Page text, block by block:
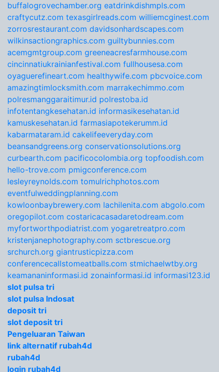
buffalogrovechamber.org eatdrinkdishmpls.com
craftycutz.com texasgirlreads.com williemcginest.com
zorrosrestaurant.com davidsonhardscapes.com
wilkinsactiongraphics.com guiltybunnies.com
acemgmtgroup.com greeneacresfarmhouse.com
cincinnatiukrainianfestival.com fullhousesa.com
oyaguerefineart.com healthywife.com pbcvoice.com
amazingtimlocksmith.com marrakechimmo.com
polresmanggaraitimur.id polrestoba.id
infotentangkesehatan.id informasikesehatan.id
kamuskesehatan.id farmasiapotekerumm.id
kabarmataram.id cakelifeeveryday.com
beansandgreens.org conservationsolutions.org
curbearth.com pacificocolombia.org topfoodish.com
hello-trove.com pmigconference.com
lesleyreynolds.com tomulrichphotos.com
eventfulweddingplanning.com
kowloonbaybrewery.com lachilenita.com abgolo.com
oregopilot.com costaricacasadaretodream.com
myfortworthpodiatrist.com yogaretreatpro.com
kristenjanephotography.com sctbrescue.org
srchurch.org giantrusticpizza.com
conferencecallstomeatballs.com stmichaelwtby.org
keamananinformasi.id zonainformasi.id informasi123.id
slot pulsa tri
slot pulsa Indosat
deposit tri
slot deposit tri
Pengeluaran Taiwan
link alternatif rubah4d
rubah4d
login rubah4d